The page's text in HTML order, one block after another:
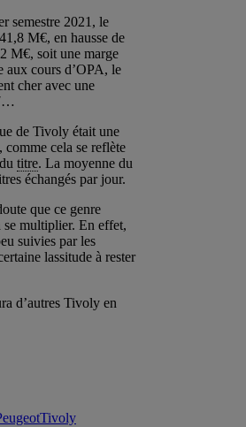
semestre 2021, le
M€, en hausse de
M€, soit une marge
aux cours d’OPA, le
cher avec une
de Tivoly était une
, comme cela se reflète
titre. La moyenne du
échangés par jour.
que ce genre
se multiplier. En effet,
suivies par les
lassitude à rester
d’autres Tivoly en
Tivoly